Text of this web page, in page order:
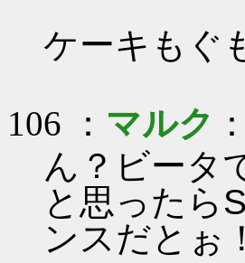
ケーキもぐ
106 ： マルク
ん？ビータ
と思ったら
ンスだとぉ